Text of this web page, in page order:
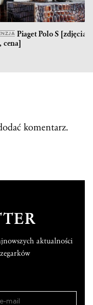
Piaget Polo S [zdjęcia
cena]
komentarz.
aktualności